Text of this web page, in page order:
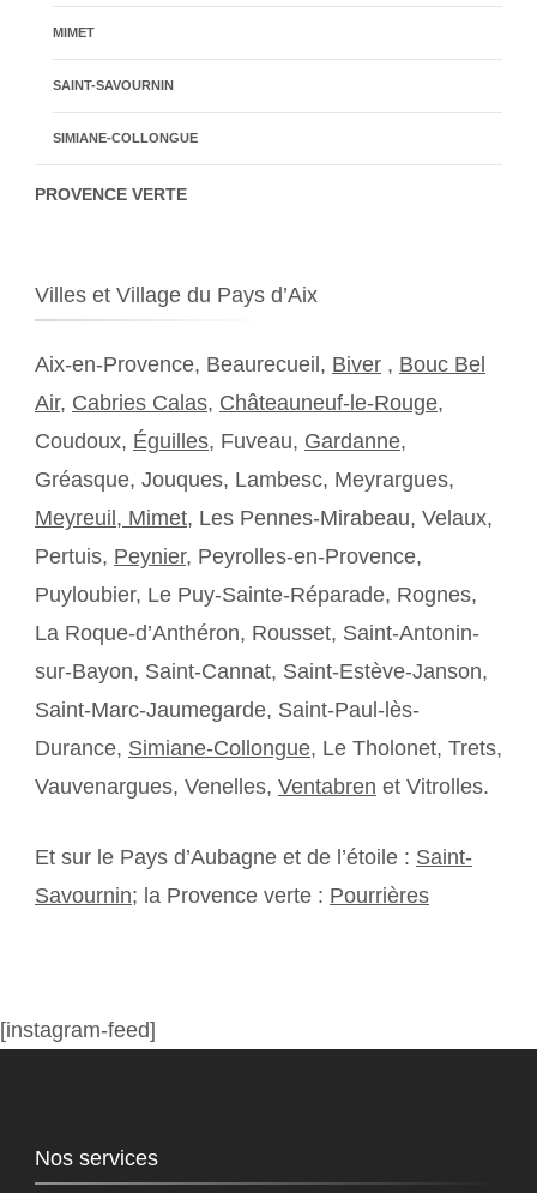
MIMET
SAINT-SAVOURNIN
SIMIANE-COLLONGUE
PROVENCE VERTE
Villes et Village du Pays d’Aix
Aix-en-Provence, Beaurecueil, Biver , Bouc Bel
Air, Cabries Calas, Châteauneuf-le-Rouge,
Coudoux, Éguilles, Fuveau, Gardanne,
Gréasque, Jouques, Lambesc, Meyrargues,
Meyreuil, Mimet, Les Pennes-Mirabeau, Velaux,
Pertuis, Peynier, Peyrolles-en-Provence,
Puyloubier, Le Puy-Sainte-Réparade, Rognes,
La Roque-d’Anthéron, Rousset, Saint-Antonin-
sur-Bayon, Saint-Cannat, Saint-Estève-Janson,
Saint-Marc-Jaumegarde, Saint-Paul-lès-
Durance, Simiane-Collongue, Le Tholonet, Trets,
Vauvenargues, Venelles, Ventabren et Vitrolles.
Et sur le Pays d’Aubagne et de l’étoile : Saint-
Savournin; la Provence verte : Pourrières
[instagram-feed]
Nos services